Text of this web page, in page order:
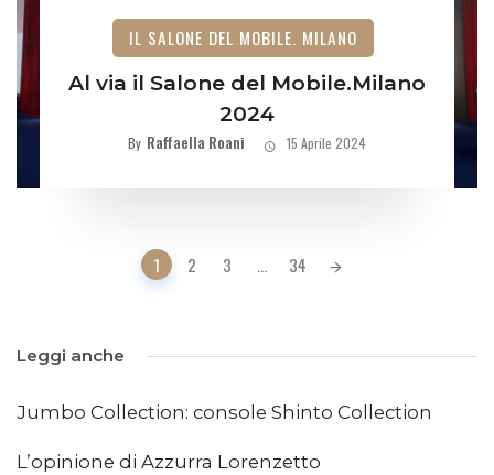
IL SALONE DEL MOBILE. MILANO
Al via il Salone del Mobile.Milano
2024
By Raffaella Roani 15 Aprile 2024
1 2 3 ... 34
Leggi anche
Jumbo Collection: console Shinto Collection
L’opinione di Azzurra Lorenzetto